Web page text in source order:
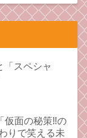
「スペシャ
仮面の秘策‼︎の
りで笑える未